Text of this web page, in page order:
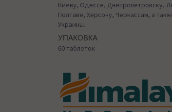
Киеву, Одессе, Днепропетровску,
Полтаве, Херсону, Черкассам, а
Украины.
УПАКОВКА
60 таблеток